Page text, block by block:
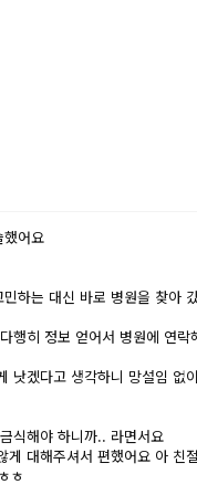
어요
하는 대신 바로 병원을 찾아
행히 정보 얻어서 병원에 연
낫겠다고 생각하니 망설임 없
식해야 하니까.. 라면서요
대해주셔서 편했어요 아 친
ㅎ